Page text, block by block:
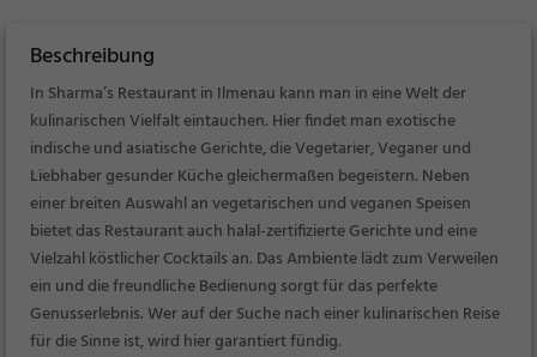
Beschreibung
In Sharma’s Restaurant in Ilmenau kann man in eine Welt der
kulinarischen Vielfalt eintauchen. Hier findet man exotische
indische und asiatische Gerichte, die Vegetarier, Veganer und
Liebhaber gesunder Küche gleichermaßen begeistern. Neben
einer breiten Auswahl an vegetarischen und veganen Speisen
bietet das Restaurant auch halal-zertifizierte Gerichte und eine
Vielzahl köstlicher Cocktails an. Das Ambiente lädt zum Verweilen
ein und die freundliche Bedienung sorgt für das perfekte
Genusserlebnis. Wer auf der Suche nach einer kulinarischen Reise
für die Sinne ist, wird hier garantiert fündig.